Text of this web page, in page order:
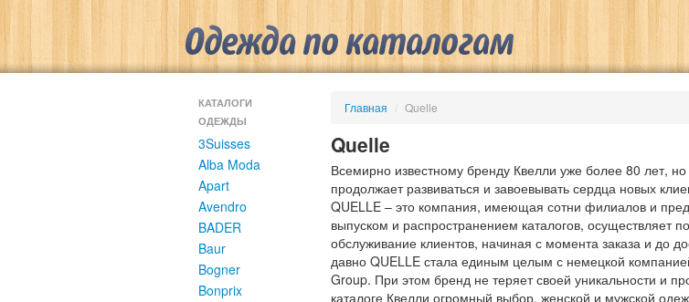
КАТАЛОГИ
ОДЕЖДЫ
3Suisses
Alba Moda
Apart
Avendro
BADER
Baur
Bogner
Bonprix
Главная / Quelle
Quelle
Всемирно известному бренду Квелли уже более 80 лет,
продолжает развиваться и завоевывать сердца новых
QUELLE – это компания, имеющая сотни филиалов и
выпуском и распространением каталогов, осуществляет
обслуживание клиентов, начиная с момента заказа и до
давно QUELLE стала единым целым с немецкой
Group. При этом бренд не теряет своей уникальности и
каталоге Квелли огромный выбор, женской и мужской